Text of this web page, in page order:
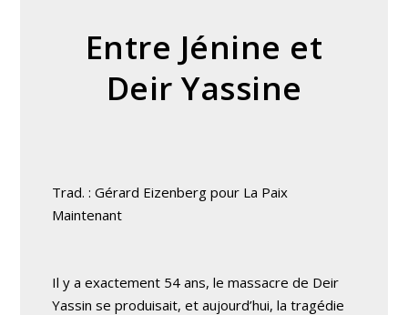
Entre Jénine et
Deir Yassine
Trad. : Gérard Eizenberg pour La Paix
Maintenant
Il y a exactement 54 ans, le massacre de Deir
Yassin se produisait, et aujourd’hui, la tragédie